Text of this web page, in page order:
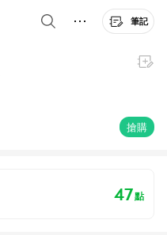
筆記
搶購
47點